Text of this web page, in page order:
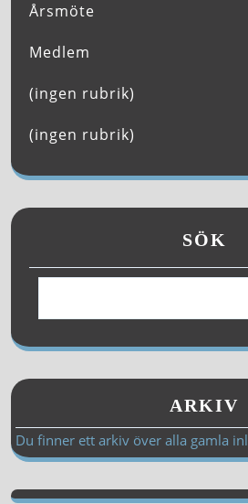
Årsmöte
Medlem
(ingen rubrik)
(ingen rubrik)
SÖK
ARKIV
Du finner ett arkiv över alla gamla